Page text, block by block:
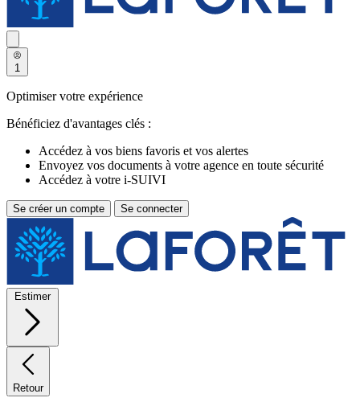
1
Optimiser votre expérience
Bénéficiez d'avantages clés :
Accédez à vos biens favoris et vos alertes
Envoyez vos documents à votre agence en toute sécurité
Accédez à votre i-SUIVI
Se créer un compte Se connecter
Estimer
Retour